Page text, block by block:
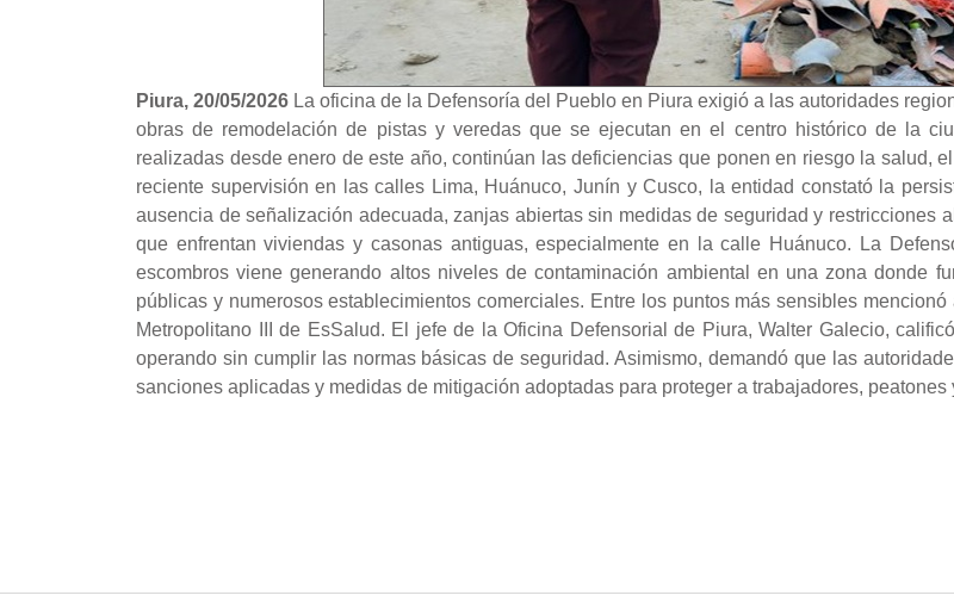
Piura, 20/05/2026 La oficina de la Defensoría del Pueblo en Piura exigió a las autoridades
obras de remodelación de pistas y veredas que se ejecutan en el centro histórico de la
realizadas desde enero de este año, continúan las deficiencias que ponen en riesgo la salud,
reciente supervisión en las calles Lima, Huánuco, Junín y Cusco, la entidad constató la
ausencia de señalización adecuada, zanjas abiertas sin medidas de seguridad y restricciones
que enfrentan viviendas y casonas antiguas, especialmente en la calle Huánuco. La
escombros viene generando altos niveles de contaminación ambiental en una zona donde
públicas y numerosos establecimientos comerciales. Entre los puntos más sensibles
Metropolitano III de EsSalud. El jefe de la Oficina Defensorial de Piura, Walter Galecio,
operando sin cumplir las normas básicas de seguridad. Asimismo, demandó que las
sanciones aplicadas y medidas de mitigación adoptadas para proteger a trabajadores,